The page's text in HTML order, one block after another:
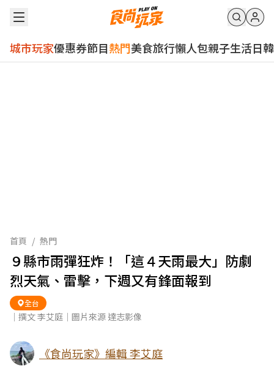
城市玩家優惠券節目熱門美食旅行懶人包親子生活日韓
首頁 / 熱門
９縣市雨彈狂炸！「這４天雨最大」防劇
烈天氣、雷擊，下週又有鋒面報到
全台
｜撰文 李艾庭｜圖片來源 達志影像
《食尚玩家》編輯 李艾庭